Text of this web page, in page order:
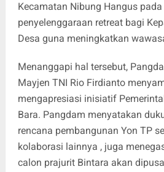
Kecamatan Nibung Hangus
penyelenggaraan retreat bagi
Desa guna meningkatkan
Menanggapi hal tersebut,
Mayjen TNI Rio Firdianto
mengapresiasi inisiatif
Bara. Pangdam menyatakan
rencana pembangunan Yon TP
kolaborasi lainnya , juga
calon prajurit Bintara akan